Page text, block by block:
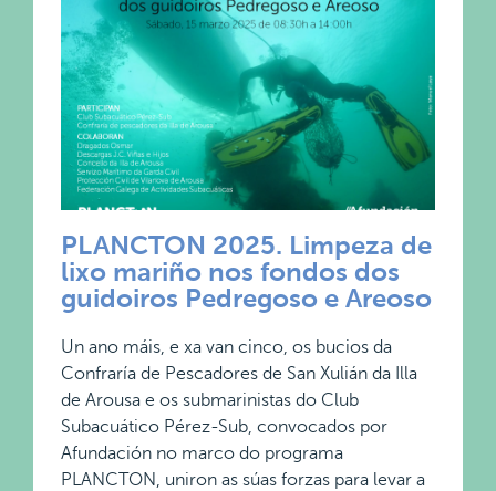
PLANCTON 2025. Limpeza de
lixo mariño nos fondos dos
guidoiros Pedregoso e Areoso
Un ano máis, e xa van cinco, os bucios da
Confraría de Pescadores de San Xulián da Illa
de Arousa e os submarinistas do Club
Subacuático Pérez-Sub, convocados por
Afundación no marco do programa
PLANCTON, uniron as súas forzas para levar a